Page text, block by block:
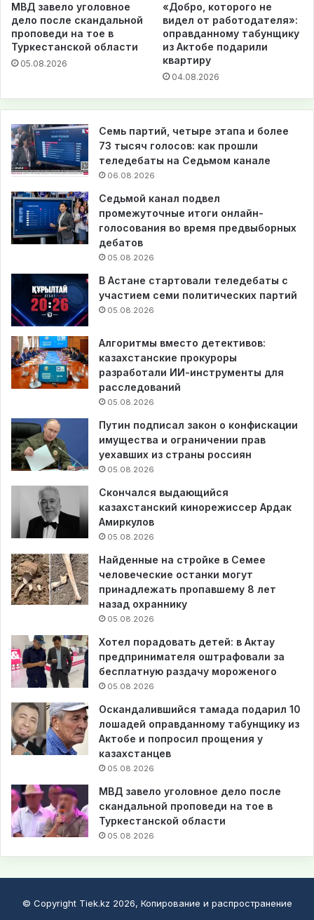
МВД завело уголовное
дело после скандальной
проповеди на тое в
Туркестанской области
05.08.2026
«Добро, которого не
видел от работодателя»:
оправданному табунщику
из Актобе подарили
квартиру
04.08.2026
Семь партий, четыре этапа и более
73 тысяч голосов: как прошли
теледебаты на Седьмом канале
06.08.2026
Седьмой канал подвел
промежуточные итоги онлайн-
голосования во время предвыборных
дебатов
05.08.2026
В Астане стартовали теледебаты с
участием семи политических партий
05.08.2026
Алгоритмы вместо детективов:
казахстанские прокуроры
разработали ИИ-инструменты для
расследований
05.08.2026
Путин подписал закон о конфискации
имущества и ограничении прав
уехавших из страны россиян
05.08.2026
Скончался выдающийся
казахстанский кинорежиссер Ардак
Амиркулов
05.08.2026
Найденные на стройке в Семее
человеческие останки могут
принадлежать пропавшему 8 лет
назад охраннику
05.08.2026
Хотел порадовать детей: в Актау
предпринимателя оштрафовали за
бесплатную раздачу мороженого
05.08.2026
Оскандалившийся тамада подарил 10
лошадей оправданному табунщику из
Актобе и попросил прощения у
казахстанцев
05.08.2026
МВД завело уголовное дело после
скандальной проповеди на тое в
Туркестанской области
05.08.2026
© Copyright Tiek.kz 2026, Копирование и распространение